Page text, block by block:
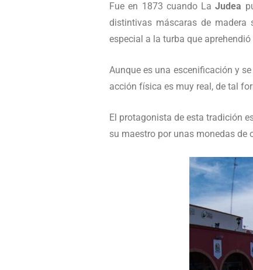
Fue en 1873 cuando LaJudea
distintivas máscaras de madera
especial a la turba que
Aunque es una escenificación y
acción física es muy real, de tal
El protagonista de esta tradición
su maestro por unas monedas de